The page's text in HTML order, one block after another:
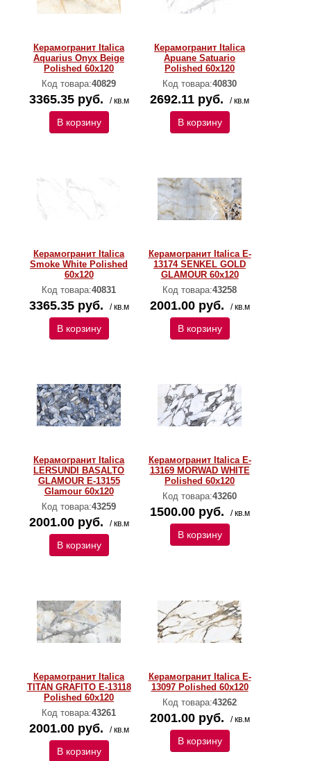
Керамогранит Italica
Aquarius Onyx Beige
Polished 60х120
Код товара:40829
3365.35 руб. / кв.м
В корзину
Керамогранит Italica
Apuane Satuario
Polished 60х120
Код товара:40830
2692.11 руб. / кв.м
В корзину
Керамогранит Italica
Smoke White Polished
60х120
Код товара:40831
3365.35 руб. / кв.м
В корзину
Керамогранит Italica E-
13174 SENKEL GOLD
GLAMOUR 60х120
Код товара:43258
2001.00 руб. / кв.м
В корзину
Керамогранит Italica
LERSUNDI BASALTO
GLAMOUR E-13155
Glamour 60х120
Код товара:43259
2001.00 руб. / кв.м
В корзину
Керамогранит Italica E-
13169 MORWAD WHITE
Polished 60х120
Код товара:43260
1500.00 руб. / кв.м
В корзину
Керамогранит Italica
TITAN GRAFITO E-13118
Polished 60х120
Код товара:43261
2001.00 руб. / кв.м
В корзину
Керамогранит Italica E-
13097 Polished 60х120
Код товара:43262
2001.00 руб. / кв.м
В корзину